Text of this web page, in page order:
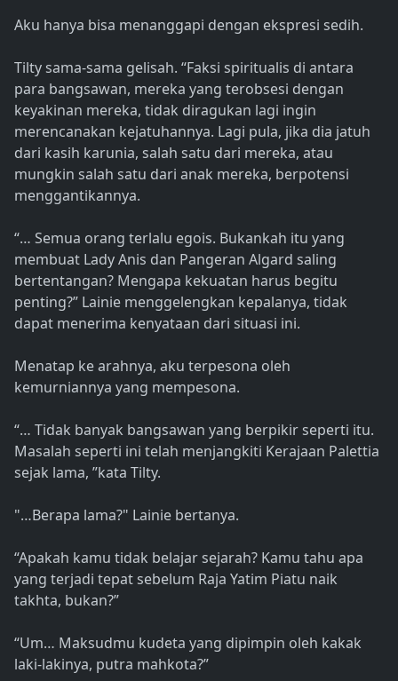
Aku hanya bisa menanggapi dengan ekspresi sedih.
Tilty sama-sama gelisah. “Faksi spiritualis di antara
para bangsawan, mereka yang terobsesi dengan
keyakinan mereka, tidak diragukan lagi ingin
merencanakan kejatuhannya. Lagi pula, jika dia jatuh
dari kasih karunia, salah satu dari mereka, atau
mungkin salah satu dari anak mereka, berpotensi
menggantikannya.
“… Semua orang terlalu egois. Bukankah itu yang
membuat Lady Anis dan Pangeran Algard saling
bertentangan? Mengapa kekuatan harus begitu
penting?” Lainie menggelengkan kepalanya, tidak
dapat menerima kenyataan dari situasi ini.
Menatap ke arahnya, aku terpesona oleh
kemurniannya yang mempesona.
“… Tidak banyak bangsawan yang berpikir seperti itu.
Masalah seperti ini telah menjangkiti Kerajaan Palettia
sejak lama, ”kata Tilty.
"…Berapa lama?" Lainie bertanya.
“Apakah kamu tidak belajar sejarah? Kamu tahu apa
yang terjadi tepat sebelum Raja Yatim Piatu naik
takhta, bukan?”
“Um… Maksudmu kudeta yang dipimpin oleh kakak
laki-lakinya, putra mahkota?”